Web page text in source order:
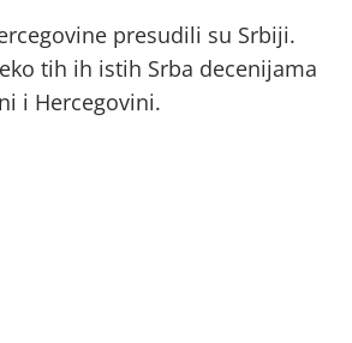
presudili su Srbiji.
tih ih istih Srba decenijama
i Hercegovini.